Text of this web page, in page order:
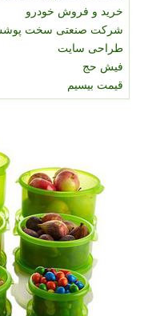
خرید و فروش خودرو
شرکت صنعتی سخت
طراحی سایت
فیش حج
قیمت بیسیم